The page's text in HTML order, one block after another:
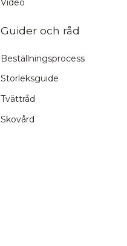
Video
Guider och råd
Beställningsprocess
Storleksguide
Tvättråd
Skovård